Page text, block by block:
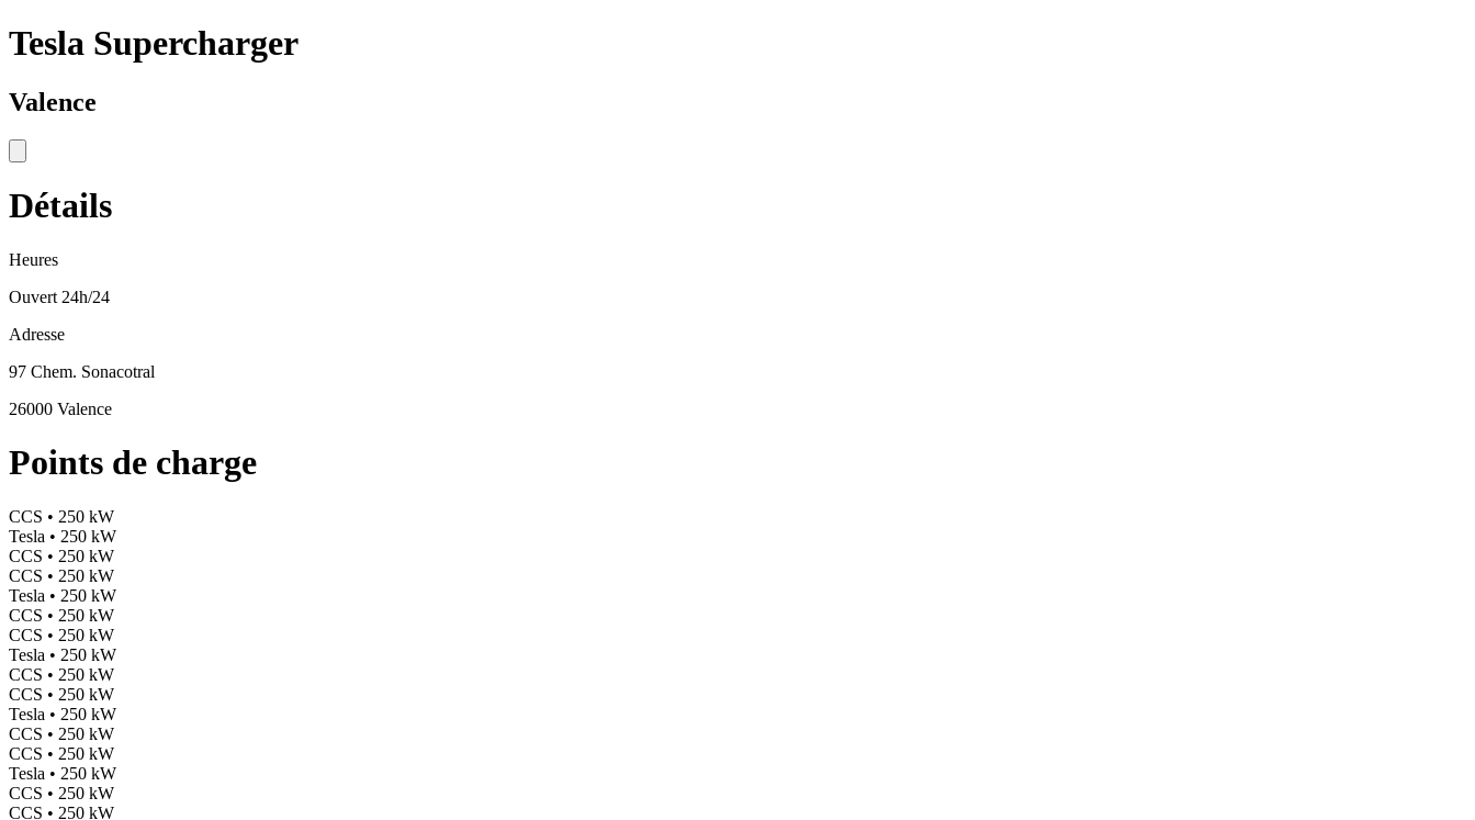
Tesla Supercharger
Valence
Détails
Heures
Ouvert 24h/24
Adresse
97 Chem. Sonacotral
26000 Valence
Points de charge
CCS • 250 kW
Tesla • 250 kW
CCS • 250 kW
CCS • 250 kW
Tesla • 250 kW
CCS • 250 kW
CCS • 250 kW
Tesla • 250 kW
CCS • 250 kW
CCS • 250 kW
Tesla • 250 kW
CCS • 250 kW
CCS • 250 kW
Tesla • 250 kW
CCS • 250 kW
CCS • 250 kW